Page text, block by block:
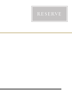
RESERVE